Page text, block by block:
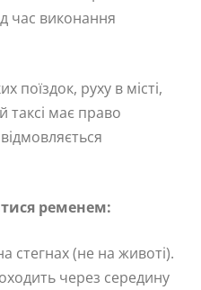
час виконання
поїздок, руху в місті,
таксі має право
ременем:
стегнах (не на животі).
через середину